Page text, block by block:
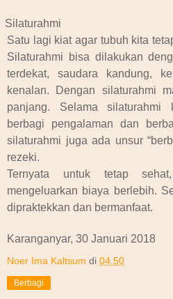
Silaturahmi
Satu lagi kiat agar tubuh kita
Silaturahmi bisa dilakukan
terdekat, saudara kandung,
kenalan. Dengan silaturahmi
panjang. Selama
berbagi pengalaman dan
silaturahmi juga ada unsur
rezeki.
Ternyata untuk tetap
mengeluarkan biaya berlebih.
dipraktekkan dan bermanfaat.
Karanganyar, 30 Januari 2018
Noer Ima Kaltsum di 04.50
Berbagi